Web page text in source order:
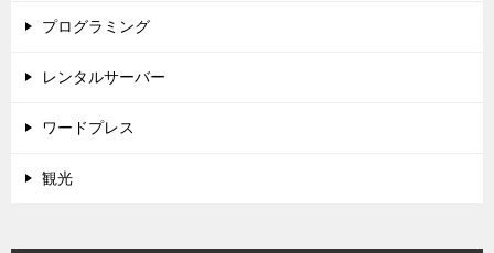
プログラミング
レンタルサーバー
ワードプレス
観光